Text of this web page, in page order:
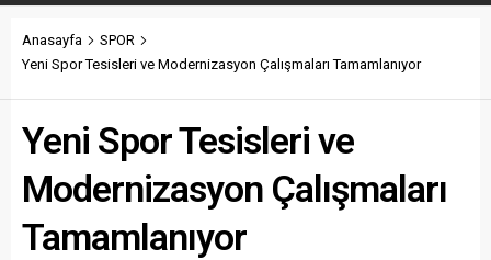
Anasayfa
SPOR
Yeni Spor Tesisleri ve Modernizasyon Çalışmaları Tamamlanıyor
Yeni Spor Tesisleri ve
Modernizasyon Çalışmaları
Tamamlanıyor